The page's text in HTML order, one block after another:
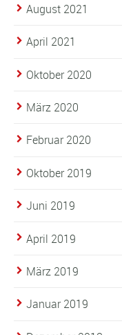
August 2021
April 2021
Oktober 2020
März 2020
Februar 2020
Oktober 2019
Juni 2019
April 2019
März 2019
Januar 2019